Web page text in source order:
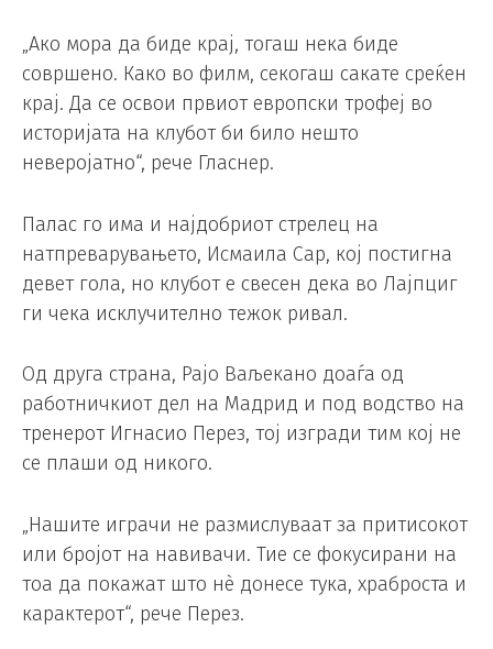
„Ако мора да биде крај, тогаш нека биде
совршено. Како во филм, секогаш сакате среќен
крај. Да се ​​освои првиот европски трофеј во
историјата на клубот би било нешто
неверојатно“, рече Гласнер.
Палас го има и најдобриот стрелец на
натпреварувањето, Исмаила Сар, кој постигна
девет гола, но клубот е свесен дека во Лајпциг
ги чека исклучително тежок ривал.
Од друга страна, Рајо Ваљекано доаѓа од
работничкиот дел на Мадрид и под водство на
тренерот Игнасио Перез, тој изгради тим кој не
се плаши од никого.
„Нашите играчи не размислуваат за притисокот
или бројот на навивачи. Тие се фокусирани на
тоа да покажат што нè донесе тука, храброста и
карактерот“, рече Перез.